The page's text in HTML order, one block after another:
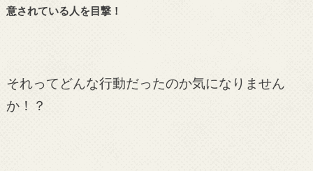
意されている人を目撃！
それってどんな行動だったのか気になりません
か！？